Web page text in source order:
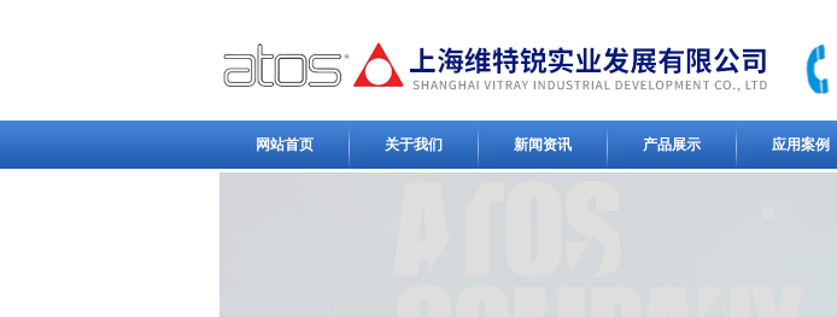
网站首页 关于我们 新闻资讯 产品展示 应用案例